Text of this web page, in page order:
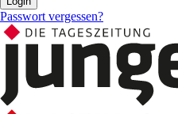
Passwort vergessen?